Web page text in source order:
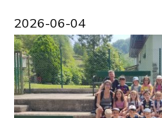
2026-06-04